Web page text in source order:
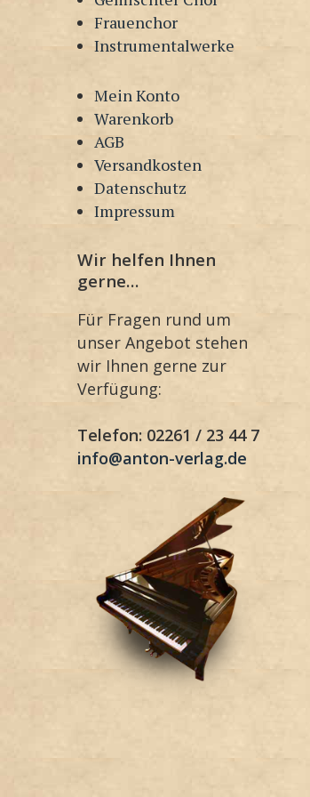
Frauenchor
Instrumentalwerke
Mein Konto
Warenkorb
AGB
Versandkosten
Datenschutz
Impressum
Wir helfen Ihnen
gerne…
Für Fragen rund um
unser Angebot stehen
wir Ihnen gerne zur
Verfügung:
Telefon: 02261 / 23 44 7
info@anton-verlag.de